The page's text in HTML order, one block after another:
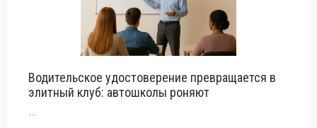
Водительское удостоверение превращается в
элитный клуб: автошколы роняют